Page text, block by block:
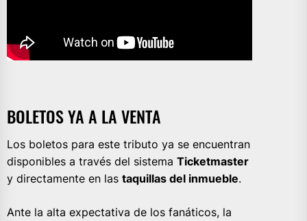
BOLETOS YA A LA VENTA
Los boletos para este tributo ya se encuentran
disponibles a través del sistema Ticketmaster
y directamente en las taquillas del inmueble.
Ante la alta expectativa de los fanáticos, la